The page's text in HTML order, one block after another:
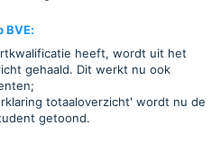
BVE:
heeft, wordt uit het
gehaald. Dit werkt nu ook
totaaloverzicht' wordt nu de
getoond.